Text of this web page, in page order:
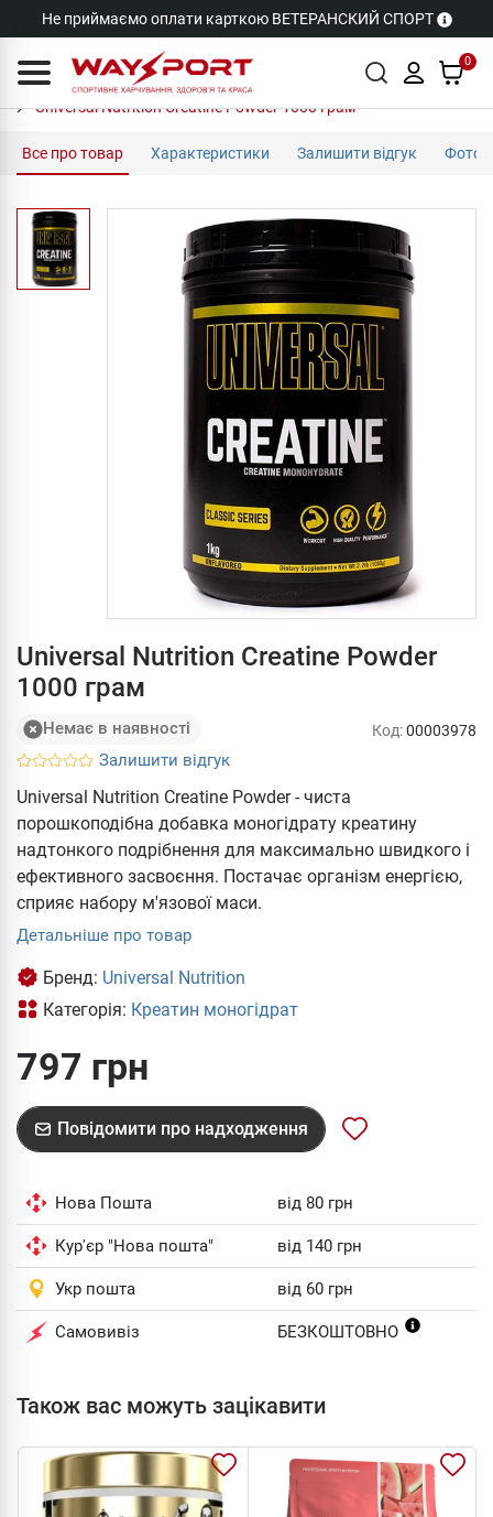
Не приймаємо оплати карткою ВЕТЕРАНСКИЙ СПОРТ
0
Universal Nutrition Creatine Powder 1000 грам
Все про товар Характеристики Залишити відгук Фото
Universal Nutrition Creatine Powder
1000 грам
Немає в наявності
Залишити відгук
Код:00003978
Universal Nutrition Creatine Powder - чиста
порошкоподібна добавка моногідрату креатину
надтонкого подрібнення для максимально швидкого і
ефективного засвоєння. Постачає організм енергією,
сприяє набору м'язової маси.
Детальніше про товар
Бренд: Universal Nutrition
Категорія: Креатин моногідрат
797 грн
Повідомити про надходження
Нова Пошта від 80 грн
Кур'єр "Нова пошта" від 140 грн
Укр пошта від 60 грн
Самовивіз БЕЗКОШТОВНО
Також вас можуть зацікавити